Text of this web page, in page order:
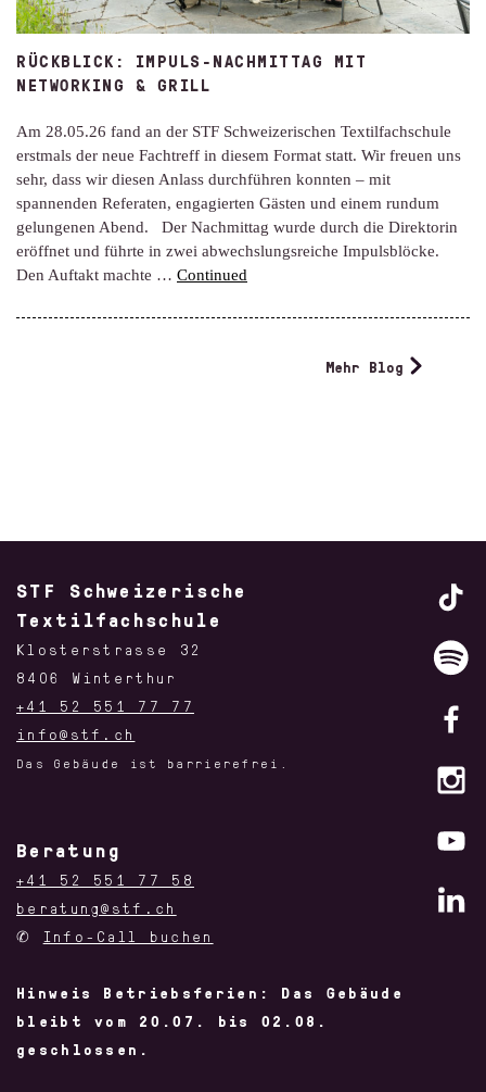
RÜCKBLICK: IMPULS-NACHMITTAG MIT
NETWORKING & GRILL
Am 28.05.26 fand an der STF Schweizerischen Textilfachschule
erstmals der neue Fachtreff in diesem Format statt. Wir freuen uns
sehr, dass wir diesen Anlass durchführen konnten – mit
spannenden Referaten, engagierten Gästen und einem rundum
gelungenen Abend. Der Nachmittag wurde durch die Direktorin
eröffnet und führte in zwei abwechslungsreiche Impulsblöcke.
Den Auftakt machte … Continued
Mehr Blog
STF Schweizerische
Textilfachschule
Klosterstrasse 32
8406 Winterthur
+41 52 551 77 77
info@stf.ch
Das Gebäude ist barrierefrei.
Beratung
+41 52 551 77 58
beratung@stf.ch
✆ Info-Call buchen
Hinweis Betriebsferien: Das Gebäude
bleibt vom 20.07. bis 02.08.
geschlossen.